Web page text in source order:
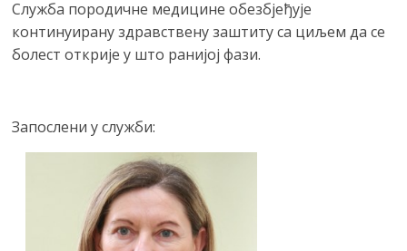
Служба породичне медицине обезбјеђује
континуирану здравствену заштиту са циљем да се
болест открије у што ранијој фази.
Запослени у служби: